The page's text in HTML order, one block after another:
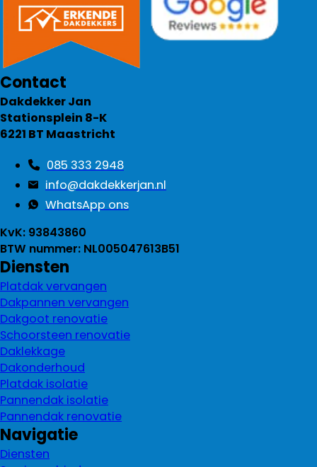
Contact
Dakdekker Jan
Stationsplein 8-K
6221 BT Maastricht
085 333 2948
info@dakdekkerjan.nl
WhatsApp ons
KvK: 93843860
BTW nummer: NL005047613B51
Diensten
Platdak vervangen
Dakpannen vervangen
Dakgoot renovatie
Schoorsteen renovatie
Daklekkage
Dakonderhoud
Platdak isolatie
Pannendak isolatie
Pannendak renovatie
Navigatie
Diensten